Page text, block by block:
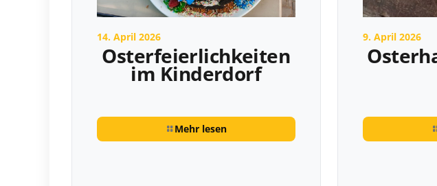
14. April 2026
Osterfeierlichkeiten
im Kinderdorf
Mehr lesen
9. April 2026